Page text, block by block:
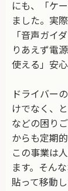
にも、「ケ
ました。実
「音声ガイ
りあえず電
使える」安
ドライバー
けでなく、
などの困り
からも定期
この事業は
ます。そん
貼って移動